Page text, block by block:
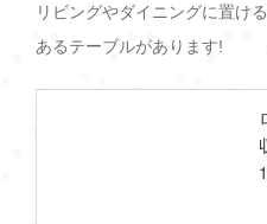
リビングやダイニングに置け
あるテーブルがあります!